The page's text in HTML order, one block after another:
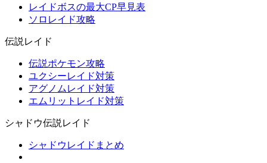
レイドボスの最大CP早見表
ソロレイド攻略
伝説レイド
伝説ポケモン攻略
ユクシーレイド対策
アグノムレイド対策
エムリットレイド対策
シャドウ伝説レイド
シャドウレイドまとめ